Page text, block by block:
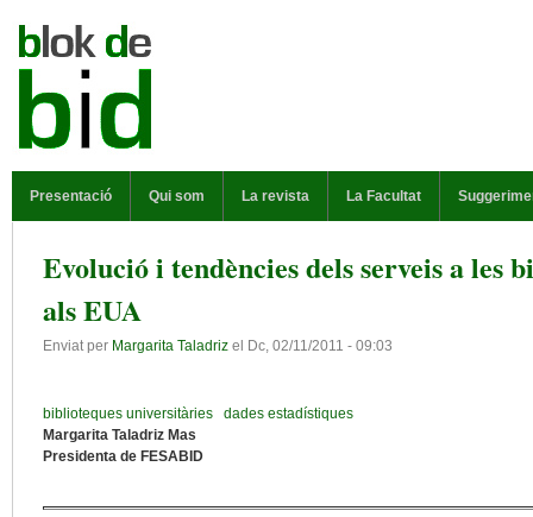
Presentació Qui som La revista La Facultat
Evolució i tendències dels serveis a les
als EUA
Enviat per Margarita Taladriz el Dc, 02/11/2011 - 09:03
biblioteques universitàries
dades estadístiques
Margarita Taladriz Mas
Presidenta de FESABID